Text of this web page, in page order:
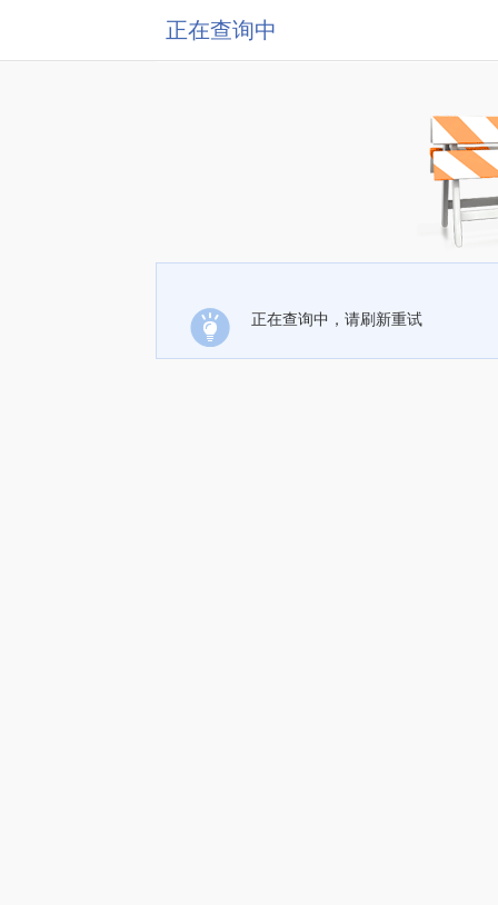
正在查询中
正在查询中，请刷新重试